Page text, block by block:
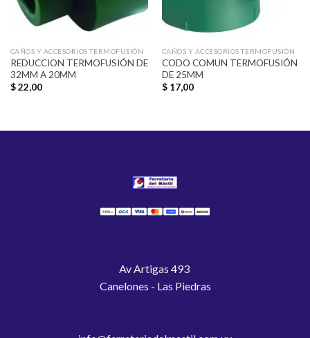
CAÑOS Y ACCESORIOS TERMOFUSIÓN
REDUCCION TERMOFUSIÓN DE
32MM A 20MM
$22,00
CAÑOS Y ACCESORIOS TERMOFUSIÓN
CODO COMUN TERMOFUSIÓN
DE 25MM
$17,00
Av Artigas 493
Canelones - Las Piedras